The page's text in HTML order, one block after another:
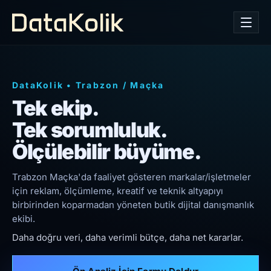
DataKolik • Trabzon / Maçka
Tek ekip.
Tek sorumluluk.
Ölçülebilir büyüme.
Trabzon Maçka'da faaliyet gösteren markalar/işletmeler
için reklam, ölçümleme, kreatif ve teknik altyapıyı
birbirinden koparmadan yöneten butik dijital danışmanlık
ekibi.
Daha doğru veri, daha verimli bütçe, daha net kararlar.